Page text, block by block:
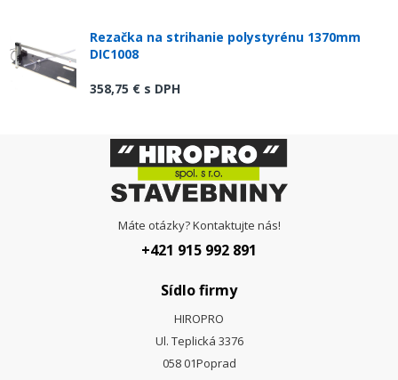
Rezačka na strihanie polystyrénu 1370mm
DIC1008
358,75 € s DPH
Máte otázky? Kontaktujte nás!
+421 915 992 891
Sídlo firmy
HIROPRO
Ul. Teplická 3376
058 01Poprad